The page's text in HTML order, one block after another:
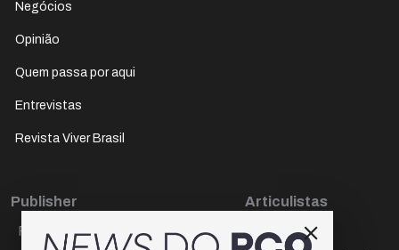
Negócios
Opinião
Quem passa por aqui
Entrevistas
Revista Viver Brasil
Publisher
Paulo Cesar de Oliveira
Articulistas
Décio Freire